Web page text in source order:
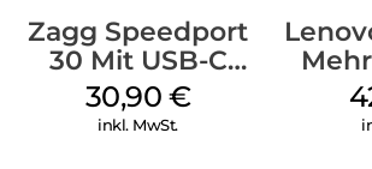
Zagg Speedport
30 Mit USB-C
Kabel Weiß
30,90 €
inkl. MwSt.